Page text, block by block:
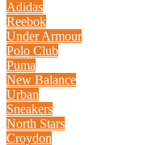
Adidas
Reebok
Under Armour
Polo Club
Puma
New Balance
Urban
Sneakers
North Stars
Croydon